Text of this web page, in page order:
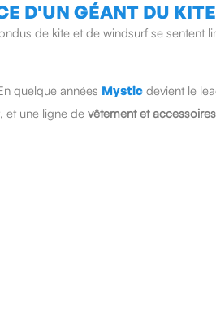
D'UN GÉANT DU
de kite et de windsurf se sentent
quelque années Mystic devient le
et une ligne de vêtement et